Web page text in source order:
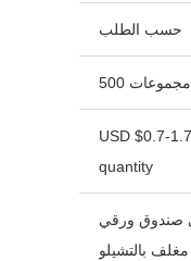
حسب الطلب
مجموعات 500
USD $0.7-
quantity
صندوق ورقي
مغلف بالتشيلو